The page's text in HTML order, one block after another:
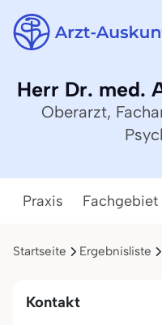
Herr Dr. med.
Oberarzt,
Praxis Fachgebiet
Startseite Ergebnisliste
Kontakt